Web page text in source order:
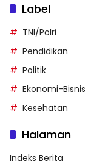
Label
TNI/Polri
Pendidikan
Politik
Ekonomi-Bisnis
Kesehatan
Halaman
Indeks Berita